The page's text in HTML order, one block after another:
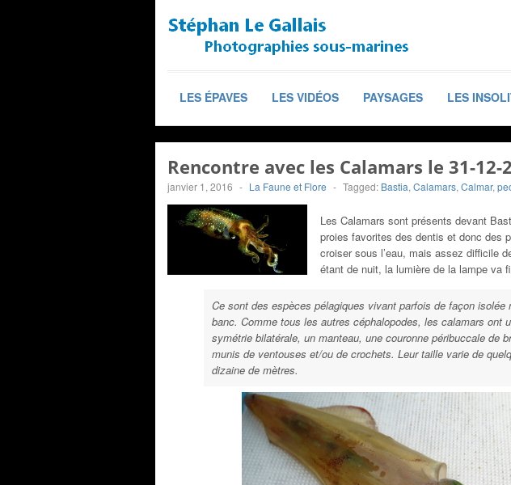
LES ÉPAVES LES VIDÉOS PAYSAGES LES
Rencontre avec les Calamars le 31-12-
janvier 1, 2016 - La Faune et Flore - Tagged: Bastia, Calamars, Calmar,
Les Calamars sont présents devant
proies favorites des dentis et donc des
croiser sous l’eau, mais assez difficile
étant de nuit, la lumière de la lampe va
Ce sont des espèces pélagiques vivant parfois de façon
banc. Comme tous les autres céphalopodes, les calamars ont
symétrie bilatérale, un manteau, une couronne péribuccale de
munis de ventouses et/ou de crochets. Leur taille varie de
dizaine de mètres.